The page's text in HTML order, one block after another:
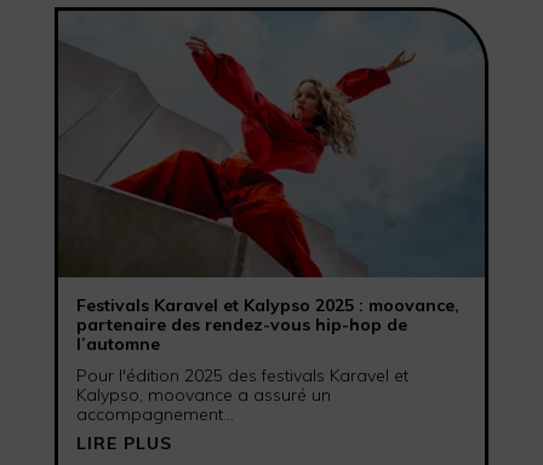
Festivals Karavel et Kalypso 2025 : moovance,
partenaire des rendez-vous hip-hop de
l’automne
Pour l'édition 2025 des festivals Karavel et
Kalypso, moovance a assuré un
accompagnement...
LIRE PLUS